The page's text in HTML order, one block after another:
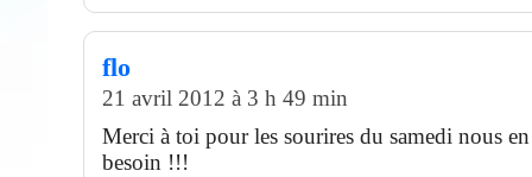
flo
21 avril 2012 à 3 h 49 min
Merci à toi pour les sourires du samedi nous
besoin !!!